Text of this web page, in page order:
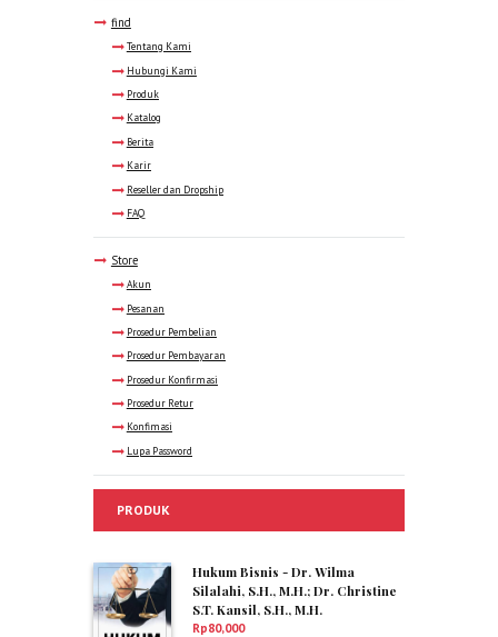
find
Tentang Kami
Hubungi Kami
Produk
Katalog
Berita
Karir
Reseller dan Dropship
FAQ
Store
Akun
Pesanan
Prosedur Pembelian
Prosedur Pembayaran
Prosedur Konfirmasi
Prosedur Retur
Konfimasi
Lupa Password
PRODUK
Hukum Bisnis - Dr. Wilma
Silalahi, S.H., M.H.; Dr. Christine
S.T. Kansil, S.H., M.H.
Rp80,000